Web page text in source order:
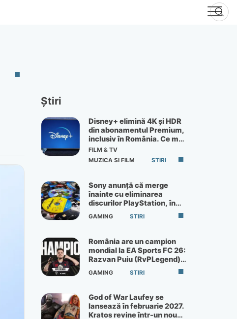
Știri
Disney+ elimină 4K și HDR
din abonamentul Premium,
inclusiv în România. Ce mai
primești de 60 lei pe lună
FILM & TV
MUZICA SI FILM
STIRI
Sony anunță că merge
înainte cu eliminarea
discurilor PlayStation, în
ciuda protestelor
GAMING STIRI
România are un campion
mondial la EA Sports FC 26:
Razvan Puiu (RvPLegend)
câștigă turneul de la Paris
GAMING STIRI
God of War Laufey se
lansează în februarie 2027.
Kratos revine într-un nou